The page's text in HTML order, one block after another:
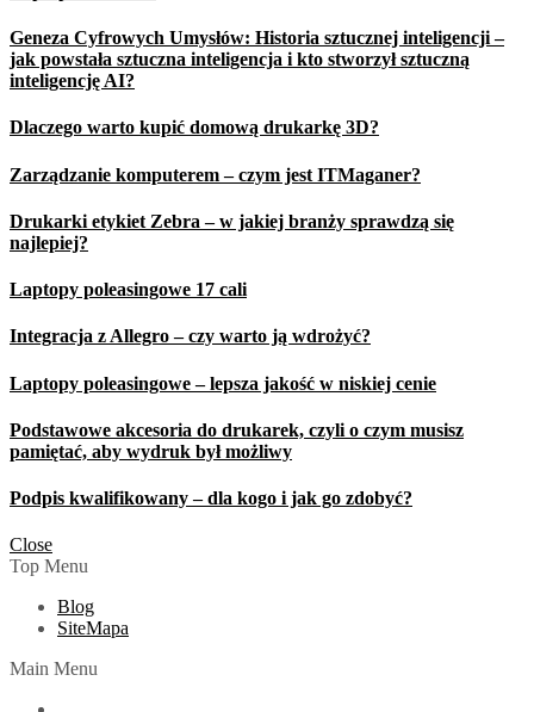
Geneza Cyfrowych Umysłów: Historia sztucznej inteligencji –
jak powstała sztuczna inteligencja i kto stworzył sztuczną
inteligencję AI?
Dlaczego warto kupić domową drukarkę 3D?
Zarządzanie komputerem – czym jest ITMaganer?
Drukarki etykiet Zebra – w jakiej branży sprawdzą się
najlepiej?
Laptopy poleasingowe 17 cali
Integracja z Allegro – czy warto ją wdrożyć?
Laptopy poleasingowe – lepsza jakość w niskiej cenie
Podstawowe akcesoria do drukarek, czyli o czym musisz
pamiętać, aby wydruk był możliwy
Podpis kwalifikowany – dla kogo i jak go zdobyć?
Close
Top Menu
Blog
SiteMapa
Main Menu